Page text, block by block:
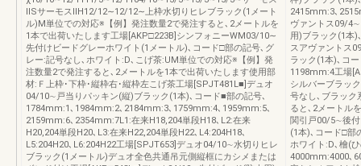
ⅡSサーモスⅡH12/12∼12/12∼上枠水切りヒレブラック(1メート
ル)M単位での対応※【例】発注数量2で発注すると､2メートルを
1本で出荷いたします工場[AKP□223B]シンフォニーWM03/10∼
先付けビードグレーホワイト(1メートル)､コード□部の記号､グ
レー:記号なし､ホワイト:D､こげ茶:UM単位での対応※【例】発
注数量2で発注すると､2メートルを1本で出荷いたします使用部
材:Ｆ上枠･下枠･縦枠右･縦枠左こげ茶工場[SPJT481L■]デュオ
04/10∼戸当りパッキン(縦)ブラック(1本)､コード■部の記号､
1784mm:1､1984mm:2､2184mm:3､1759mm:4､1959mm:5､
2159mm:6､2354mm:7L1:在来H18,204単段H18､L2:在来
H20,204単段H20､L3:在来H22,204単段H22､L4:204H18､
L5:204H20､L6:204H22工場[SPJT653]デュオ04/10∼水切りヒレ
ブラック(1メートル)デュオ全色共通吊元側縦框にカシメまたは
2415mm:3､
ヴァントス09/
用)ブラック(1本
スアヴァントス
ラック(1本)､コ
1198mm:4工場
シルバーブラッ
号なし､ブラック
ると､2メートル
関引戸00/5∼後付
(1本)､コード□部
ホワイト:D､檜(
4000mm:4000､